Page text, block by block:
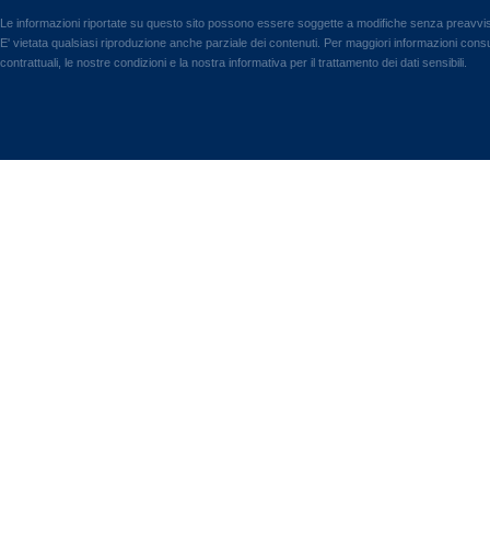
Le informazioni riportate su questo sito possono essere soggette a modifiche senza
E' vietata qualsiasi riproduzione anche parziale dei contenuti. Per maggiori informazioni
contrattuali, le nostre condizioni e la nostra informativa per il trattamento dei dati sensibili.